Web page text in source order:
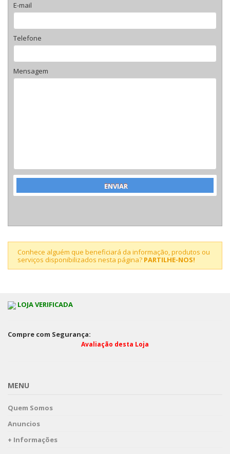
E-mail
Telefone
Mensagem
Conhece alguém que beneficiará da informação, produtos ou
serviços disponibilizados nesta página? PARTILHE-NOS!
LOJA VERIFICADA
Compre com Segurança:
Avaliação desta Loja
MENU
Quem Somos
Anuncios
+ Informações